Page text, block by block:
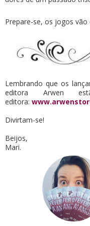
Prepare-se, os jogos vão
Lembrando que os
editora Arwen
editora:
Divirtam-se!
Beijos,
Mari.